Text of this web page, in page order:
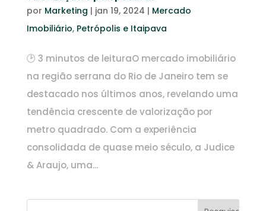
por Marketing | jan 19, 2024 | Mercado
Imobiliário, Petrópolis e Itaipava
🕑 3 minutos de leituraO mercado imobiliário
na região serrana do Rio de Janeiro tem se
destacado nos últimos anos, revelando uma
tendência crescente de valorização por
metro quadrado. Com a experiência
consolidada de quase meio século, a Judice
& Araujo, uma...